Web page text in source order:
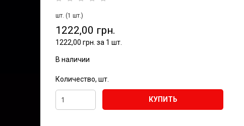
шт. (1 шт.)
1222,00 грн.
1222,00 грн. за 1 шт.
В наличии
Количество, шт.
КУПИТЬ